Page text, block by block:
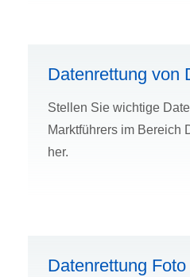
Datenrettung von
Stellen Sie wichtige
Marktführers im Bereich
her.
Datenrettung Foto